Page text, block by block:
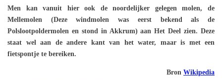
Men kan vanuit hier ook de noordelijker gelegen molen, de
Mellemolen (Deze windmolen was eerst bekend als de
Polslootpoldermolen en stond in Akkrum) aan Het Deel zien. Deze
staat wel aan de andere kant van het water, maar is met een
fietspontje te bereiken.
Bron Wikipedia